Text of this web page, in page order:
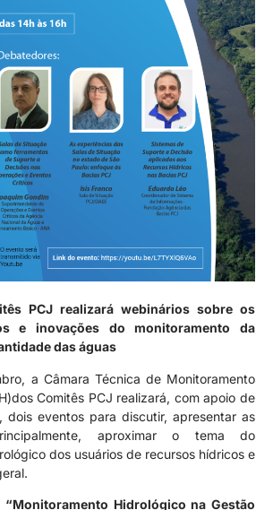
PCJ realizará webinários sobre os
e inovações do monitoramento da
das águas
a Câmara Técnica de Monitoramento
Comitês PCJ realizará, com apoio de
dois eventos para discutir, apresentar as
aproximar o tema do
dos usuários de recursos hídricos e
“Monitoramento Hidrológico na Gestão